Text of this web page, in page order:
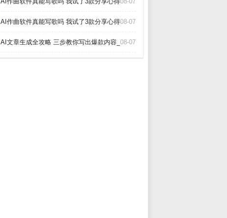
AI作曲软件真能写歌吗 我试了3款分享心得_08-07
AI文章生成全攻略 三步教你写出爆款内容_ 08-07